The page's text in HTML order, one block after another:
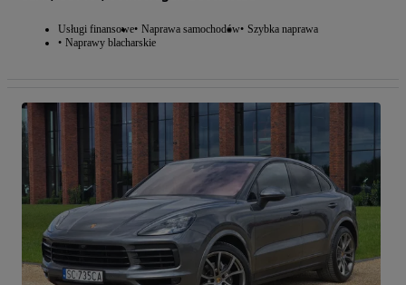
Usługi finansowe Naprawa samochodów Szybka naprawa
Naprawy blacharskie